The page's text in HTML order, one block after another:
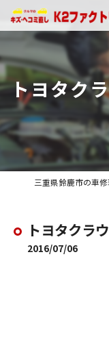
トヨタク
トヨタクラ
2016/07/06